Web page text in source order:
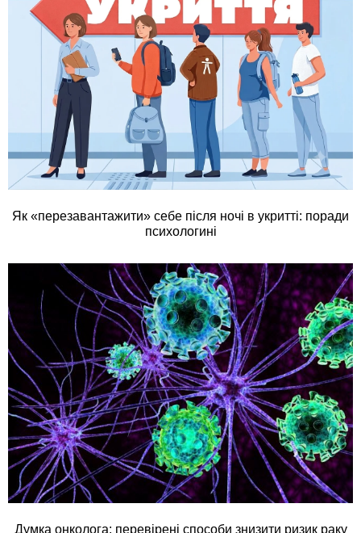
Як «перезавантажити» себе після ночі в укритті: поради
психологині
Думка онколога: перевірені способи знизити ризик раку